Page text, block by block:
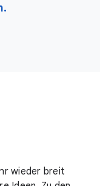
wieder breit